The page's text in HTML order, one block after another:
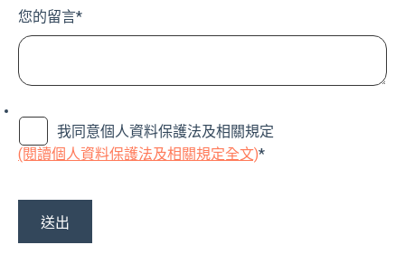
您的留言*
我同意個人資料保護法及相關規定
(閱讀個人資料保護法及相關規定全文)*